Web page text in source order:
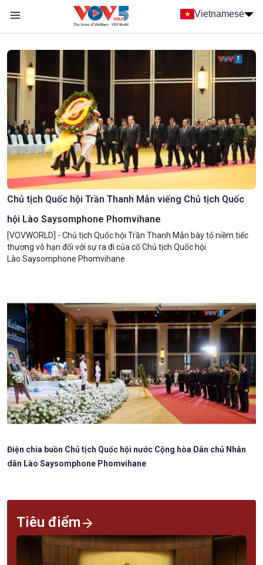
Nhảy đến nội dung
Vietnamese
Main navigation
menu phụ tiếng Việt
Chủ tịch Quốc hội Trần Thanh Mẫn viếng Chủ tịch Quốc
hội Lào Saysomphone Phomvihane
[VOVWORLD] - Chủ tịch Quốc hội Trần Thanh Mẫn bày tỏ niềm tiếc
thương vô hạn đối với sự ra đi của cố Chủ tịch Quốc hội
Lào Saysomphone Phomvihane.
Điện chia buồn Chủ tịch Quốc hội nước Cộng hòa Dân chủ Nhân
dân Lào Saysomphone Phomvihane
Tiêu điểm